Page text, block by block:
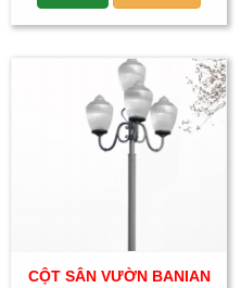
CỘT SÂN VƯỜN BANIAN